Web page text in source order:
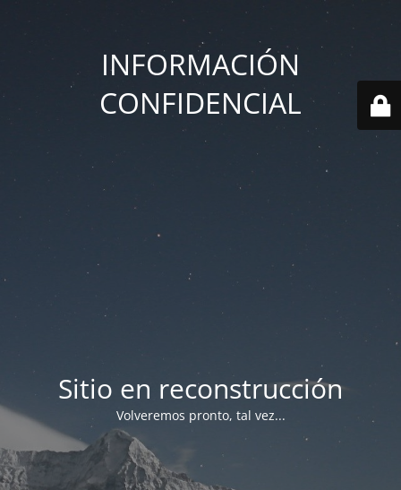
INFORMACIÓN
CONFIDENCIAL
Sitio en reconstrucción
Volveremos pronto, tal vez...